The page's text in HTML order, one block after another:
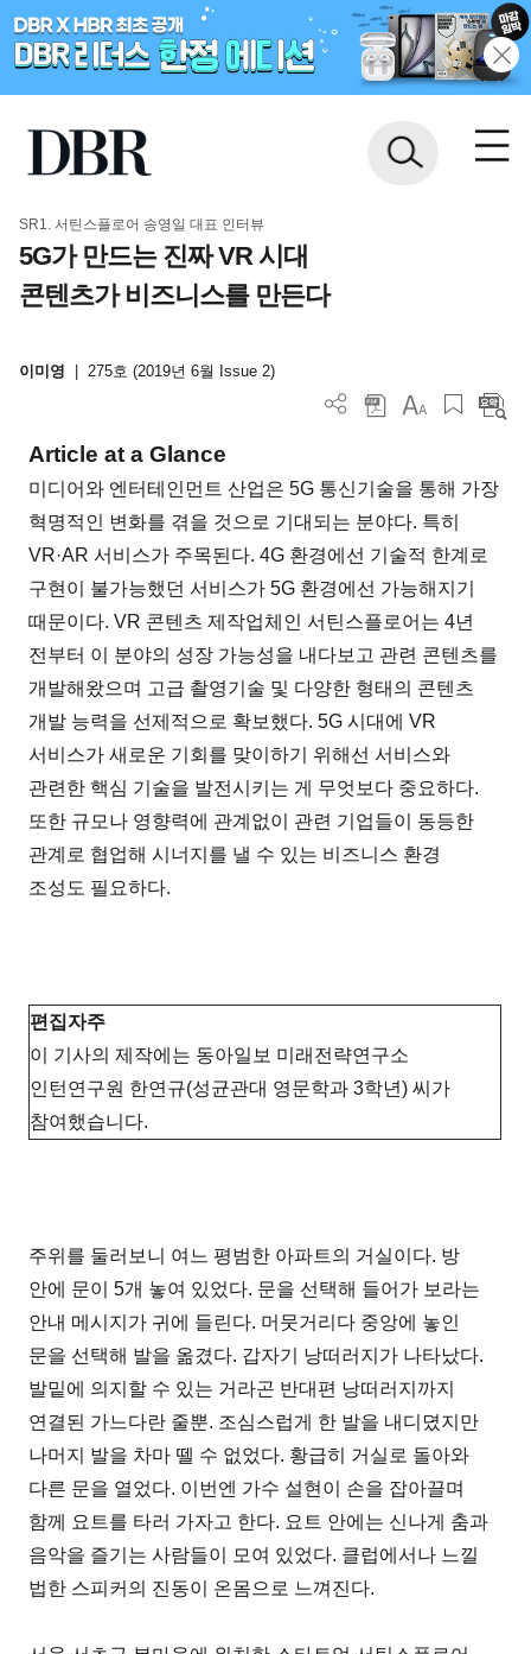
SR1. 서틴스플로어 송영일 대표 인터뷰
5G가 만드는 진짜 VR 시대
콘텐츠가 비즈니스를 만든다
이미영 275호 (2019년 6월 Issue 2)
Article at a Glance
미디어와 엔터테인먼트 산업은 5G 통신기술을 통해 가장
혁명적인 변화를 겪을 것으로 기대되는 분야다. 특히
VR·AR 서비스가 주목된다. 4G 환경에선 기술적 한계로
구현이 불가능했던 서비스가 5G 환경에선 가능해지기
때문이다. VR 콘텐츠 제작업체인 서틴스플로어는 4년
전부터 이 분야의 성장 가능성을 내다보고 관련 콘텐츠를
개발해왔으며 고급 촬영기술 및 다양한 형태의 콘텐츠
개발 능력을 선제적으로 확보했다. 5G 시대에 VR
서비스가 새로운 기회를 맞이하기 위해선 서비스와
관련한 핵심 기술을 발전시키는 게 무엇보다 중요하다.
또한 규모나 영향력에 관계없이 관련 기업들이 동등한
관계로 협업해 시너지를 낼 수 있는 비즈니스 환경
조성도 필요하다.
편집자주
이 기사의 제작에는 동아일보 미래전략연구소
인턴연구원 한연규(성균관대 영문학과 3학년) 씨가
참여했습니다.
주위를 둘러보니 여느 평범한 아파트의 거실이다. 방
안에 문이 5개 놓여 있었다. 문을 선택해 들어가 보라는
안내 메시지가 귀에 들린다. 머뭇거리다 중앙에 놓인
문을 선택해 발을 옮겼다. 갑자기 낭떠러지가 나타났다.
발밑에 의지할 수 있는 거라곤 반대편 낭떠러지까지
연결된 가느다란 줄뿐. 조심스럽게 한 발을 내디뎠지만
나머지 발을 차마 뗄 수 없었다. 황급히 거실로 돌아와
다른 문을 열었다. 이번엔 가수 설현이 손을 잡아끌며
함께 요트를 타러 가자고 한다. 요트 안에는 신나게 춤과
음악을 즐기는 사람들이 모여 있었다. 클럽에서나 느낄
법한 스피커의 진동이 온몸으로 느껴진다.